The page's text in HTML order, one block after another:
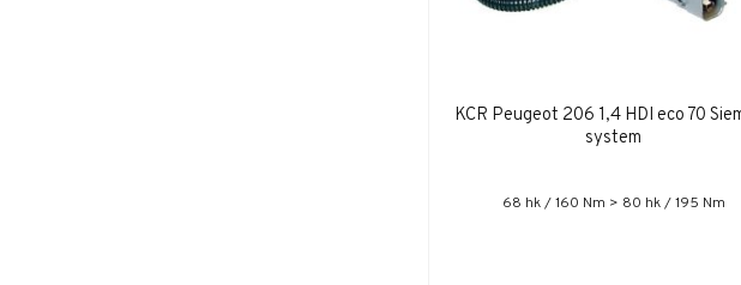
KCR Peugeot 206 1,4 HDI eco 70
system
68 hk / 160 Nm > 80 hk / 195 Nm